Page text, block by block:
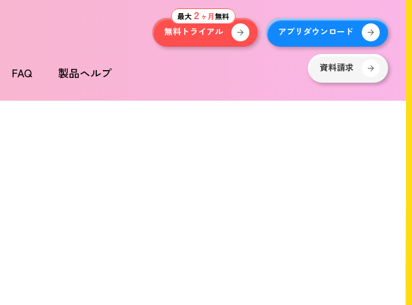
FAQ 製品ヘルプ
最大２ ヶ月無料
無料トライアル アプリダウンロード
資料請求